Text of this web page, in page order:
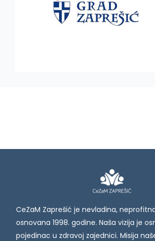
CeZaM Zaprešić je nevladina,
osnovana 1998. godine. Naša vizija je
pojedinac u zdravoj zajednici. Misija